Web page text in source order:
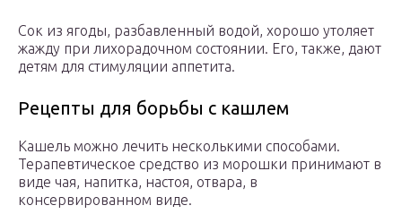
Сок из ягоды, разбавленный водой, хорошо утоляет
жажду при лихорадочном состоянии. Его, также, дают
детям для стимуляции аппетита.
Рецепты для борьбы с кашлем
Кашель можно лечить несколькими способами.
Терапевтическое средство из морошки принимают в
виде чая, напитка, настоя, отвара, в
консервированном виде.